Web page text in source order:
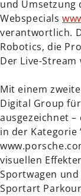
und Umsetzung
Webspecials
verantwortlich.
Robotics, die
Der Live-Stream
Mit einem
Digital Group für
ausgezeichnet
in der Kategorie
visuellen
Sportwagen
Sportart